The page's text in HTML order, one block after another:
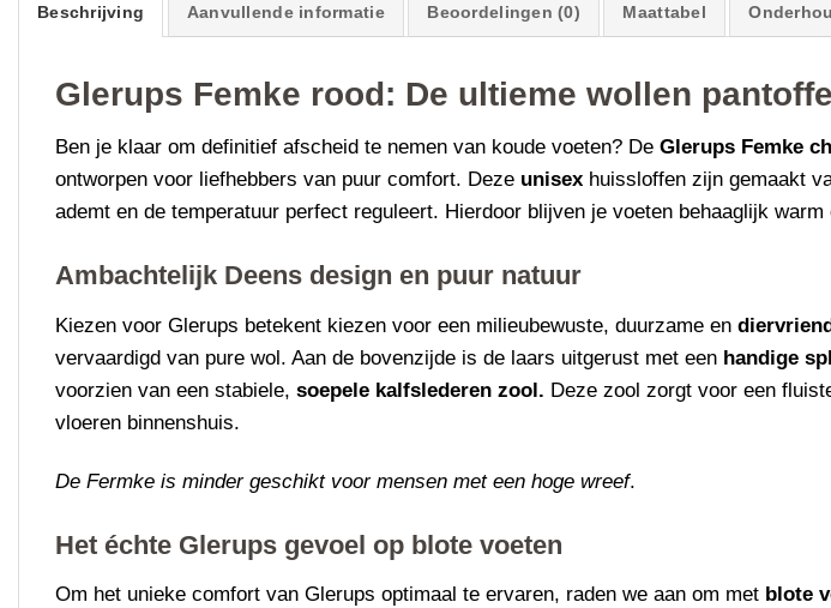
Beschrijving Aanvullende informatie Beoordelingen (0) Maattabel
Glerups Femke rood: De ultieme wollen
Ben je klaar om definitief afscheid te nemen van koude voeten? De Glerups Femke
ontworpen voor liefhebbers van puur comfort. Deze unisex huissloffen zijn gemaakt
ademt en de temperatuur perfect reguleert. Hierdoor blijven je voeten behaaglijk
Ambachtelijk Deens design en puur natuur
Kiezen voor Glerups betekent kiezen voor een milieubewuste, duurzame en
vervaardigd van pure wol. Aan de bovenzijde is de laars uitgerust met een handige
voorzien van een stabiele, soepele kalfslederen zool. Deze zool zorgt voor een
vloeren binnenshuis.
De Fermke is minder geschikt voor mensen met een hoge wreef.
Het échte Glerups gevoel op blote voeten
Om het unieke comfort van Glerups optimaal te ervaren, raden we aan om met blote